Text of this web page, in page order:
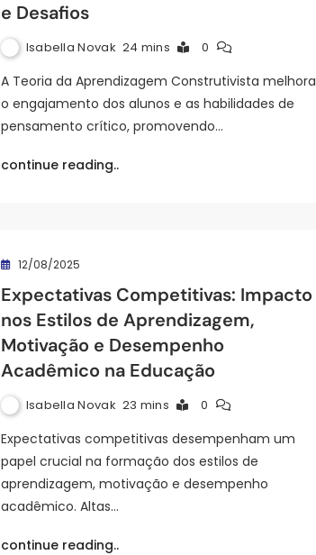
e Desafios
Isabella Novak 24 mins 0
A Teoria da Aprendizagem Construtivista melhora
o engajamento dos alunos e as habilidades de
pensamento crítico, promovendo…
continue reading..
12/08/2025
Expectativas Competitivas: Impacto
nos Estilos de Aprendizagem,
Motivação e Desempenho
Acadêmico na Educação
Isabella Novak 23 mins 0
Expectativas competitivas desempenham um
papel crucial na formação dos estilos de
aprendizagem, motivação e desempenho
acadêmico. Altas…
continue reading..